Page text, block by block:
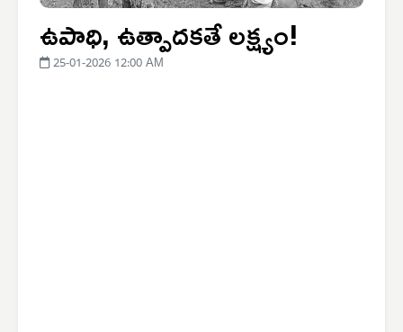
ఉపాధి, ఉత్పాదకతే లక్ష్యం!
25-01-2026 12:00 AM